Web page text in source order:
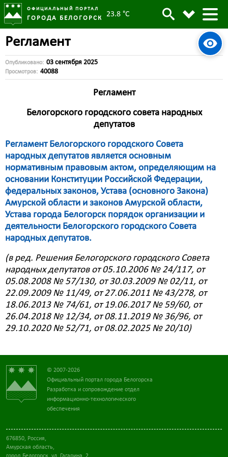
ОФИЦИАЛЬНЫЙ ПОРТАЛ
ГОРОДА БЕЛОГОРСК 23.8 °C
Регламент
Опубликовано: 03 сентября 2025
Просмотров: 40088
Регламент
Белогорского городского совета народных
депутатов
Регламент Белогорского городского Совета
народных депутатов является основным
нормативным правовым актом, определяющим на
основании Конституции Российской Федерации,
федеральных законов, Устава (основного Закона)
Амурской области и законов Амурской области,
Устава города Белогорск порядок организации и
деятельности Белогорского городского Совета
народных депутатов.
(в ред. Решения Белогорского городского Совета
народных депутатов от 05.10.2006 № 24/117, от
05.08.2008 № 57/130, от 30.03.2009 № 02/11, от
22.09.2009 № 11/49, от 27.06.2011 № 43/278, от
18.06.2013 № 74/61, от 19.06.2017 № 59/60, от
26.04.2018 № 12/34, от 08.11.2019 № 36/96, от
29.10.2020 № 52/71, от 08.02.2025 № 20/10)
© 2007-2026
Официальный портал города Белогорска
Разработка и сопровождение отдел
информационно-технологического
обеспечения
676850, Россия,
Амурская область,